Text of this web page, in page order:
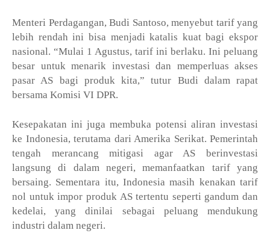
Menteri Perdagangan, Budi Santoso, menyebut tarif yang
lebih rendah ini bisa menjadi katalis kuat bagi ekspor
nasional. “Mulai 1 Agustus, tarif ini berlaku. Ini peluang
besar untuk menarik investasi dan memperluas akses
pasar AS bagi produk kita,” tutur Budi dalam rapat
bersama Komisi VI DPR.
Kesepakatan ini juga membuka potensi aliran investasi
ke Indonesia, terutama dari Amerika Serikat. Pemerintah
tengah merancang mitigasi agar AS berinvestasi
langsung di dalam negeri, memanfaatkan tarif yang
bersaing. Sementara itu, Indonesia masih kenakan tarif
nol untuk impor produk AS tertentu seperti gandum dan
kedelai, yang dinilai sebagai peluang mendukung
industri dalam negeri.